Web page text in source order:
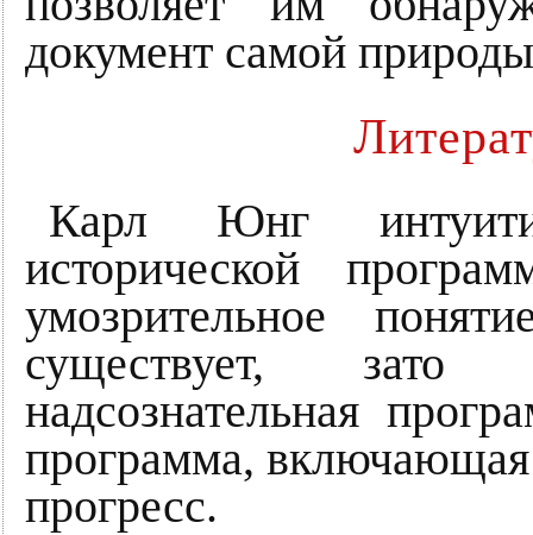
документ самой
Карл Юнг
исторической
умозрительное
существует, зато
надсознательная
программа,
прогресс.